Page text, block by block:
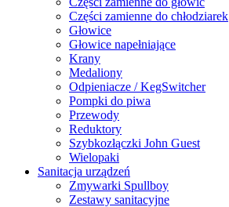
Części zamienne do chłodziarek
Głowice
Głowice napełniające
Krany
Medaliony
Odpieniacze / KegSwitcher
Pompki do piwa
Przewody
Reduktory
Szybkozłączki John Guest
Wielopaki
Sanitacja urządzeń
Zmywarki Spullboy
Zestawy sanitacyjne